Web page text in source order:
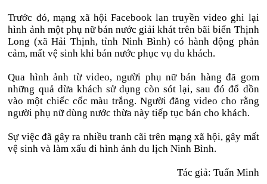
Trước đó, mạng xã hội Facebook lan truyền video ghi lại
hình ảnh một phụ nữ bán nước giải khát trên bãi biển Thịnh
Long (xã Hải Thịnh, tỉnh Ninh Bình) có hành động phản
cảm, mất vệ sinh khi bán nước phục vụ du khách.
Qua hình ảnh từ video, người phụ nữ bán hàng đã gom
những quả dừa khách sử dụng còn sót lại, sau đó đổ dồn
vào một chiếc cốc màu trắng. Người đăng video cho rằng
người phụ nữ dùng nước thừa này tiếp tục bán cho khách.
Sự việc đã gây ra nhiều tranh cãi trên mạng xã hội, gây mất
vệ sinh và làm xấu đi hình ảnh du lịch Ninh Bình.
Tác giả: Tuấn Minh